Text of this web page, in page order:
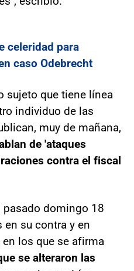
celeridad para
caso Odebrecht
sujeto que tiene línea
individuo de las
muy de mañana,
de 'ataques
contra el fiscal
pasado domingo 18
su contra y en
los que se afirma
se alteraron las